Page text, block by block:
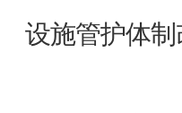
设施管护体